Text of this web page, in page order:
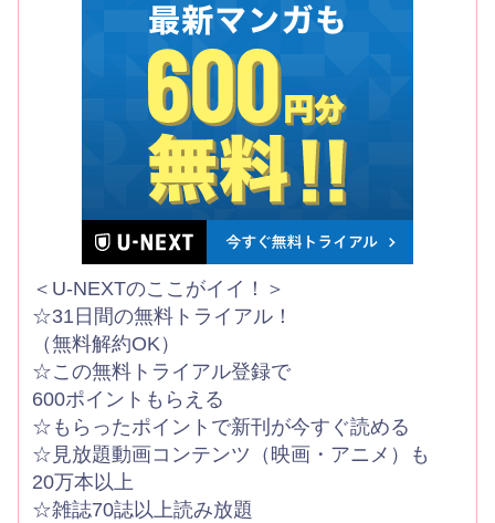
＜U-NEXTのここがイイ！＞
☆31日間の無料トライアル！
（無料解約OK）
☆この無料トライアル登録で
600ポイントもらえる
☆もらったポイントで新刊が今すぐ読める
☆見放題動画コンテンツ（映画・アニメ）も
20万本以上
☆雑誌70誌以上読み放題